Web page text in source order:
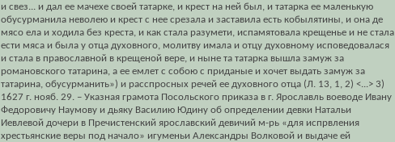
и свез... и дал ее мачехе своей татарке, и крест на ней был, и татарка ее маленькую
обусурманила неволею и крест с нее срезала и заставила есть кобылятины, и она де
мясо ела и ходила без креста, и как стала разумети, испамятовала крещенье и не стала
ести мяса и была у отца духовного, молитву имала и отцу духовному исповедовалася
и стала в православной в крещеной вере, и ныне та татарка вышла замуж за
романовского татарина, а ее емлет с собою с приданые и хочет выдать замуж за
татарина, обусурманить») и расспросных речей ее духовного отца (Л. 13, 1, 2) <...> 3)
1627 г. нояб. 29. – Указная грамота Посольского приказа в г. Ярославль воеводе Ивану
Федоровичу Наумову и дьяку Василию Юдину об определении девки Натальи
Иевлевой дочери в Пречистенский ярославский девичий м-рь «для испрвления
хрестьянские веры под начало» игуменьи Александры Волковой и выдаче ей